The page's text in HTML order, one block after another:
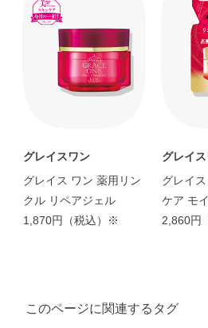
レングリコール、ポリオキシエチ
O．）、アスタキサンチンH、ア
リウム、ツバキ油、ノバラエキス
ン酸ナトリウム（2）、加水分解
ヒアルロン酸、水溶性コラーゲン
ルキル共重合体、グリセリン脂肪
ン、ジブチルヒドロキシトルエン
（カプリル・カプリン酸）グリセ
メル
グレイスワン
グレイス ワン 薬用リン
クル リペアジェル
1,870円（税込）※
グレイ
グレイ
ケア モ
ェルクリ
2,860円
このページに関連するタグ